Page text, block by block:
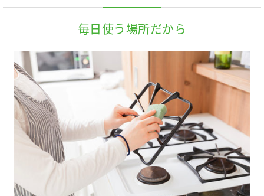
毎日使う場所だから